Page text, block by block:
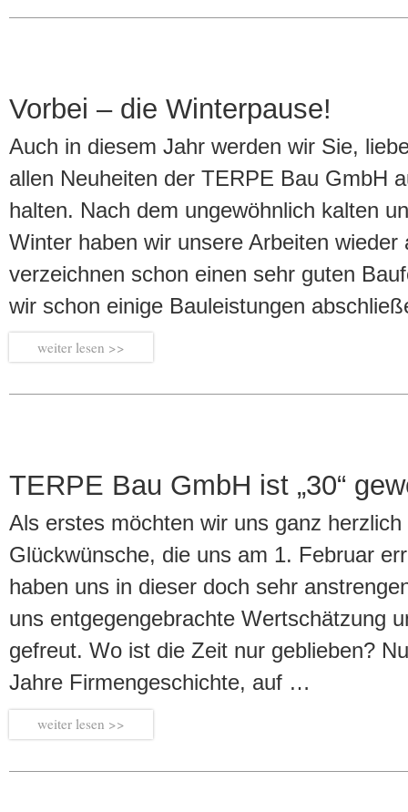
Vorbei – die Winterpause!
Auch in diesem Jahr werden wir Sie,
allen Neuheiten der TERPE Bau GmbH
halten. Nach dem ungewöhnlich kalten
Winter haben wir unsere Arbeiten wieder
verzeichnen schon einen sehr guten
wir schon einige Bauleistungen
weiter
TERPE Bau GmbH ist „30“
Als erstes möchten wir uns ganz
Glückwünsche, die uns am 1. Februar
haben uns in dieser doch sehr
uns entgegengebrachte Wertschätzung
gefreut. Wo ist die Zeit nur geblieben?
Jahre Firmengeschichte, auf …
weiter